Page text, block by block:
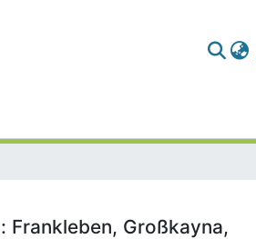
Frankleben, Großkayna,